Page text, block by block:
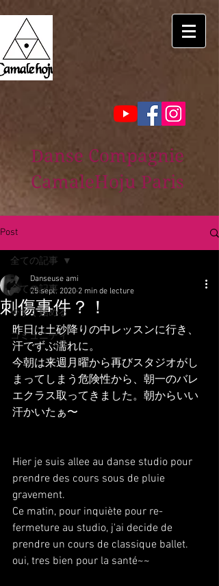
Danse Compagnie
CamaleHoju Paris
Post
全ての記事
今すぐ始める
コミュニティ
全ての記事
刺傷事件？！
Danseuse ami
25 sept. 2020 2 min de lecture
昨日は土砂降りの中レッスンに行き、
汗でずぶ濡れに。
今朝は来週月曜から再びスタジオがし
まってしまう危険性から、朝一のバレ
エクラス取ってきました。朝からいい
汗かいたぁ〜
Hier je suis allee au danse studio pour
prendre des cours sous de pluie
gravement.
Ce matin, pour inquiète pour re-
fermeture au studio, j'ai decide de
prendre un cours de classique ballet.
oui, tres bien pour la santé~~